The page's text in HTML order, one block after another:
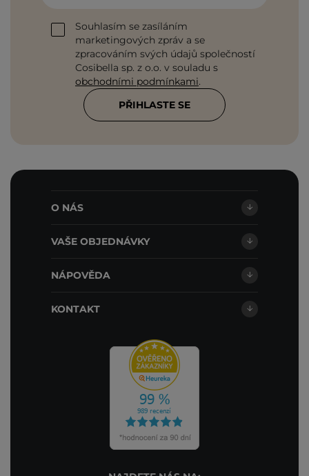
Souhlasím se zasíláním
marketingových zpráv a se
zpracováním svých údajů společností
Cosibella sp. z o.o. v souladu s
obchodními podmínkami.
PŘIHLASTE SE
O NÁS
VAŠE OBJEDNÁVKY
NÁPOVĚDA
KONTAKT